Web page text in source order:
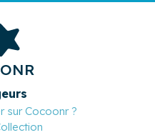
sur Cocoonr ?